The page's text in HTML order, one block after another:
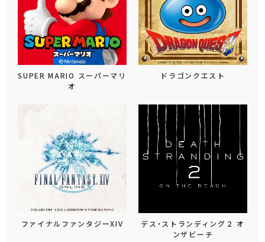
SUPER MARIO スーパーマリ
オ
ドラゴンクエスト
ファイナルファンタジーXIV
デス・ストランディング２ オ
ンザビーチ